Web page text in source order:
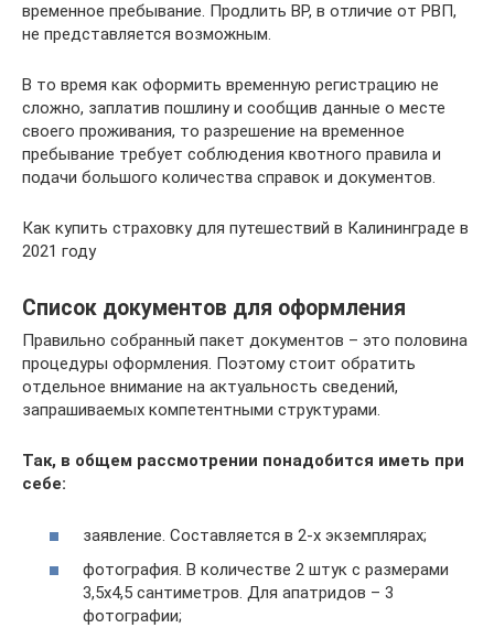
временное пребывание. Продлить ВР, в отличие от РВП,
не представляется возможным.
В то время как оформить временную регистрацию не
сложно, заплатив пошлину и сообщив данные о месте
своего проживания, то разрешение на временное
пребывание требует соблюдения квотного правила и
подачи большого количества справок и документов.
Как купить страховку для путешествий в Калининграде в
2021 году
Список документов для оформления
Правильно собранный пакет документов – это половина
процедуры оформления. Поэтому стоит обратить
отдельное внимание на актуальность сведений,
запрашиваемых компетентными структурами.
Так, в общем рассмотрении понадобится иметь при
себе:
заявление. Составляется в 2-х экземплярах;
фотография. В количестве 2 штук с размерами
3,5х4,5 сантиметров. Для апатридов – 3
фотографии;